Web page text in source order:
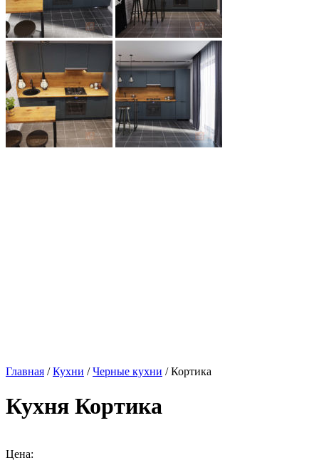
Главная /Кухни /Черные кухни / Кортика
Кухня Кортика
Цена: